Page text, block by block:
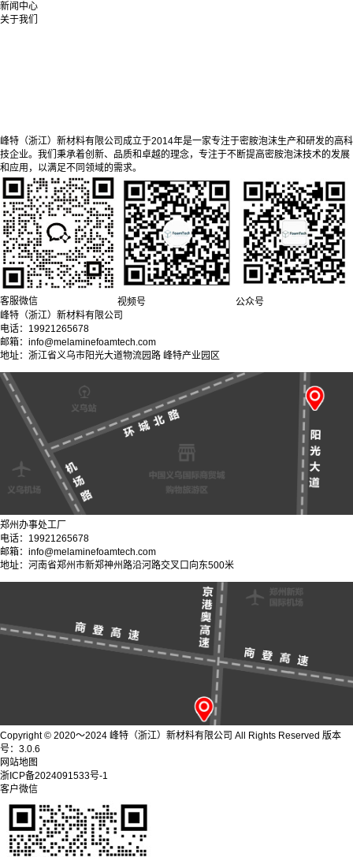
新闻中心
关于我们
峰特（浙江）新材料有限公司成立于2014年是一家专注于密胺泡沫生产和研发的高科
技企业。我们秉承着创新、品质和卓越的理念，专注于不断提高密胺泡沫技术的发展
和应用，以满足不同领域的需求。
客服微信 视频号
公众号
峰特（浙江）新材料有限公司
电话：19921265678
邮箱：info@melaminefoamtech.com
地址：浙江省义乌市阳光大道物流园路 峰特产业园区
郑州办事处工厂
电话：19921265678
邮箱：info@melaminefoamtech.com
地址：河南省郑州市新郑神州路沿河路交叉口向东500米
Copyright © 2020～2024 峰特（浙江）新材料有限公司 All Rights Reserved 版本
号：3.0.6
网站地图
浙ICP备2024091533号-1
客户微信